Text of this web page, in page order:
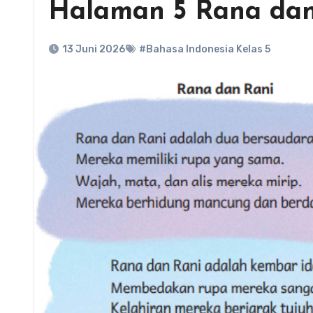
Halaman 5 Rana
13 Juni 2026 #Bahasa Indonesia Kelas 5